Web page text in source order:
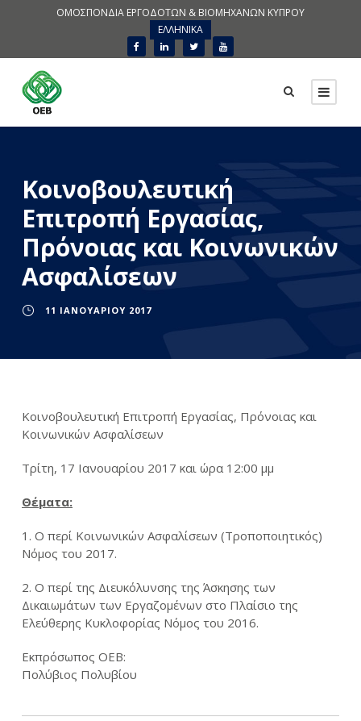
ΟΜΟΣΠΟΝΔΙΑ ΕΡΓΟΔΟΤΩΝ & ΒΙΟΜΗΧΑΝΩΝ ΚΥΠΡΟΥ
ΕΛΛΗΝΙΚΑ
Κοινοβουλευτική
Επιτροπή Εργασίας,
Πρόνοιας και Κοινωνικών
Ασφαλίσεων
11 ΙΑΝΟΥΑΡΊΟΥ 2017
Κοινοβουλευτική Επιτροπή Εργασίας, Πρόνοιας και
Κοινωνικών Ασφαλίσεων
Τρίτη, 17 Ιανουαρίου 2017 και ώρα 12:00 μμ
Θέματα:
1. Ο περί Κοινωνικών Ασφαλίσεων (Τροποποιητικός)
Νόμος του 2017.
2. Ο περί της Διευκόλυνσης της Άσκησης των
Δικαιωμάτων των Εργαζομένων στο Πλαίσιο της
Ελεύθερης Κυκλοφορίας Νόμος του 2016.
Εκπρόσωπος OEB:
Πολύβιος Πολυβίου